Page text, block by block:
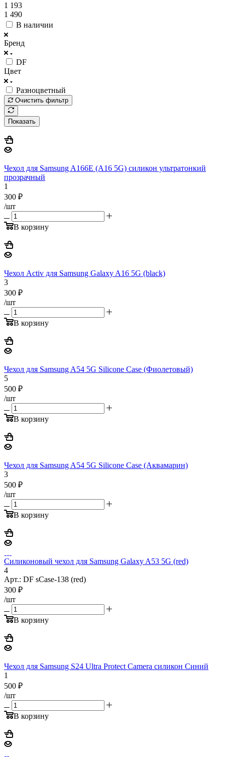
1 193
1 490
В наличии
Бренд
DF
Цвет
Разноцветный
Очистить фильтр
Показать
Чехол для Samsung A166E (A16 5G) силикон ультратонкий
прозрачный
1
300 ₽
/шт
В корзину
Чехол Activ для Samsung Galaxy A16 5G (black)
3
300 ₽
/шт
В корзину
Чехол для Samsung A54 5G Silicone Case (Фиолетовый)
5
500 ₽
/шт
В корзину
Чехол для Samsung A54 5G Silicone Case (Аквамарин)
3
500 ₽
/шт
В корзину
Силиконовый чехол для Samsung Galaxy A53 5G (red)
4
Арт.: DF sCase-138 (red)
300 ₽
/шт
В корзину
Чехол для Samsung S24 Ultra Protect Camera силикон Синий
1
500 ₽
/шт
В корзину